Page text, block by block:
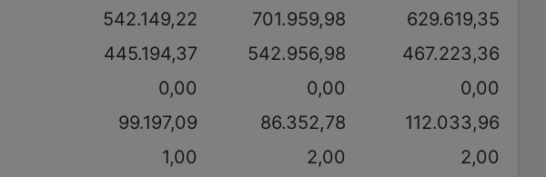
542.149,22 701.959,98
629.619,35
445.194,37 542.956,98
467.223,36
0,00 0,00
0,00
99.197,09 86.352,78
112.033,96
1,00 2,00
2,00